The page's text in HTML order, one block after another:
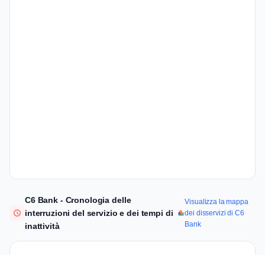
C6 Bank - Cronologia delle
interruzioni del servizio e dei tempi di
inattività
Visualizza la mappa
dei disservizi di C6
Bank